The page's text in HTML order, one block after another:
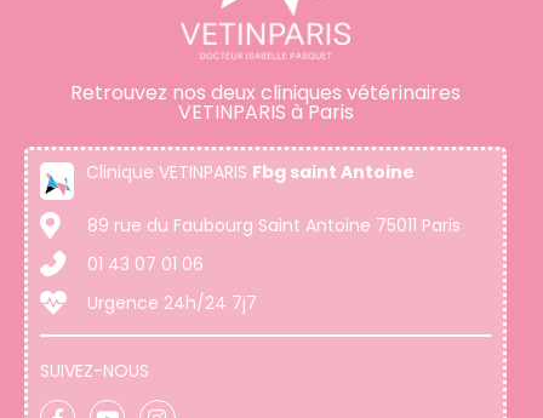
Retrouvez nos deux cliniques vétérinaires
VETINPARIS à Paris
Clinique VETINPARIS Fbg saint Antoine
89 rue du Faubourg Saint Antoine 75011 Paris
01 43 07 01 06
Urgence 24h/24 7j7
SUIVEZ-NOUS